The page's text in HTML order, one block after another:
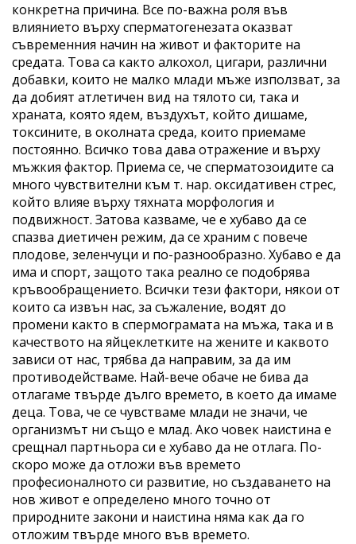
конкретна причина. Все по-важна роля във
влиянието върху сперматогенезата оказват
съвременния начин на живот и факторите на
средата. Това са както алкохол, цигари, различни
добавки, които не малко млади мъже използват, за
да добият атлетичен вид на тялото си, така и
храната, която ядем, въздухът, който дишаме,
токсините, в околната среда, които приемаме
постоянно. Всичко това дава отражение и върху
мъжкия фактор. Приема се, че сперматозоидите са
много чувствителни към т. нар. оксидативен стрес,
който влияе върху тяхната морфология и
подвижност. Затова казваме, че е хубаво да се
спазва диетичен режим, да се храним с повече
плодове, зеленчуци и по-разнообразно. Хубаво е да
има и спорт, защото така реално се подобрява
кръвообращението. Всички тези фактори, някои от
които са извън нас, за съжаление, водят до
промени както в спермограмата на мъжа, така и в
качеството на яйцеклетките на жените и каквото
зависи от нас, трябва да направим, за да им
противодействаме. Най-вече обаче не бива да
отлагаме твърде дълго времето, в което да имаме
деца. Това, че се чувстваме млади не значи, че
организмът ни също е млад. Ако човек наистина е
срещнал партньора си е хубаво да не отлага. По-
скоро може да отложи във времето
професионалното си развитие, но създаването на
нов живот е определено много точно от
природните закони и наистина няма как да го
отложим твърде много във времето.